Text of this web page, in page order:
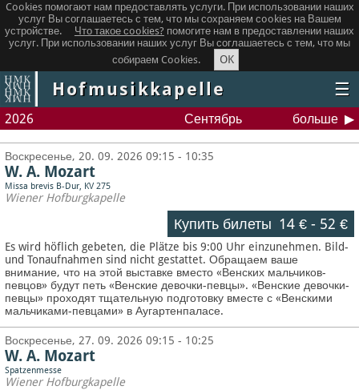
Cookies помогают нам предоставлять услуги. При использовании наших
услуг Вы соглашаетесь с тем, что мы сохраняем сookies на Вашем
устройстве.
Что такое сookies? помогите нам в предоставлении наших
услуг. При использовании наших услуг Вы соглашаетесь с тем, что мы
собираем Cookies.
OK
Hofmusikkapelle ☰
2026 Сентябрь больше
Воскресенье, 20. 09. 2026 09:15 - 10:35
W. A. Mozart
Missa brevis B-Dur, KV 275
Wiener Hofburgkapelle
Купить билеты 14 €- 52 €
Es wird höflich gebeten, die Plätze bis 9:00 Uhr einzunehmen. Bild-
und Tonaufnahmen sind nicht gestattet.Обращаем ваше
внимание, что на этой выставке вместо «Венских мальчиков-
певцов» будут петь «Венские девочки-певцы». «Венские девочки-
певцы» проходят тщательную подготовку вместе с «Венскими
мальчиками-певцами» в Аугартенпаласе.
Воскресенье, 27. 09. 2026 09:15 - 10:25
W. A. Mozart
Spatzenmesse
Wiener Hofburgkapelle